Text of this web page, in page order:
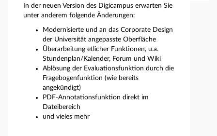
In der neuen Version des Digicampus erwarten Sie
unter anderem folgende Änderungen:
Modernisierte und an das Corporate Design
der Universität angepasste Oberfläche
Überarbeitung etlicher Funktionen, u.a.
Stundenplan/Kalender, Forum und Wiki
Ablösung der Evaluationsfunktion durch die
Fragebogenfunktion (wie bereits
angekündigt)
PDF-Annotationsfunktion direkt im
Dateibereich
und vieles mehr